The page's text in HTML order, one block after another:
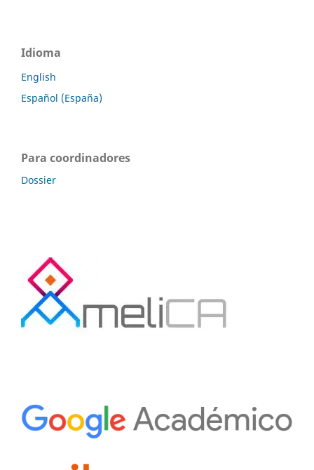
Idioma
English
Español (España)
Para coordinadores
Dossier